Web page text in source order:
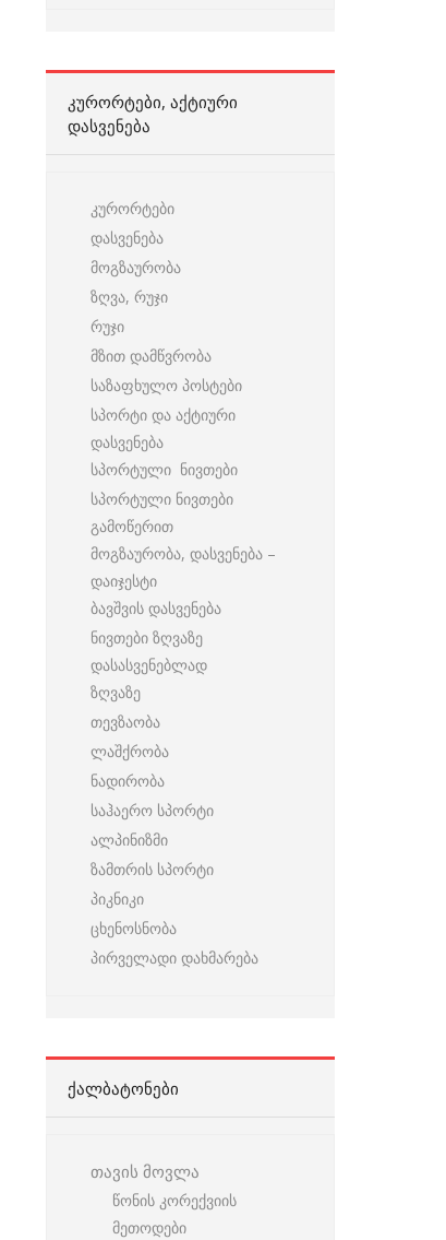
ᲙᲣᲠᲝᲠᲢᲔᲑᲘ, ᲐᲥᲢᲘᲣᲠᲘ
ᲓᲐᲡᲕᲔᲜᲔᲑᲐ
კურორტები
დასვენება
მოგზაურობა
ზღვა, რუჯი
რუჯი
მზით დამწვრობა
საზაფხულო პოსტები
სპორტი და აქტიური
დასვენება
სპორტული ნივთები
სპორტული ნივთები
გამოწერით
მოგზაურობა, დასვენება –
დაიჯესტი
ბავშვის დასვენება
ნივთები ზღვაზე
დასასვენებლად
ზღვაზე
თევზაობა
ლაშქრობა
ნადირობა
საჰაერო სპორტი
ალპინიზმი
ზამთრის სპორტი
პიკნიკი
ცხენოსნობა
პირველადი დახმარება
ᲥᲐᲚᲑᲐᲢᲝᲜᲔᲑᲘ
თავის მოვლა
წონის კორექვიის
მეთოდები